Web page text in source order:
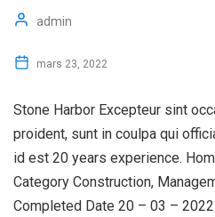
admin
mars 23, 2022
Stone Harbor Excepteur sint
proident, sunt in coulpa qui
id est 20 years experience.
Category Construction,
Completed Date 20 – 03 – 2022